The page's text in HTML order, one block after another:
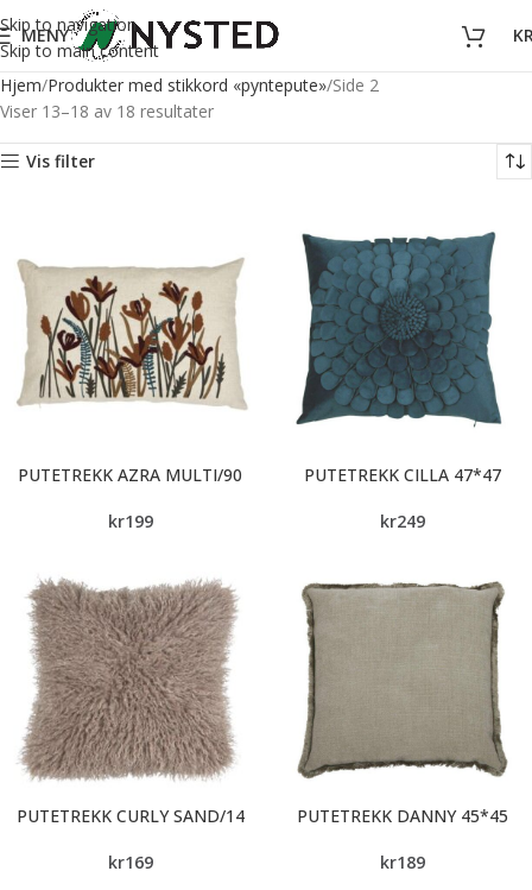
Skip to navigation
Skip to main content
MENY
Hjem Produkter med stikkord «pyntepute» Side 2
Viser 13–18 av 18 resultater
Vis filter
PUTETREKK AZRA MULTI/90
kr199
PUTETREKK CILLA 47*47
kr249
PUTETREKK CURLY SAND/14
kr169
PUTETREKK DANNY 45*45
kr189